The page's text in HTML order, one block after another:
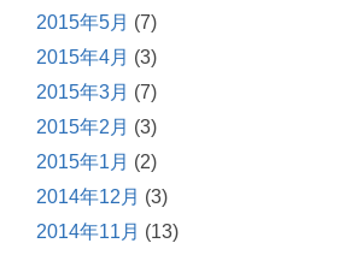
2015年5月 (7)
2015年4月 (3)
2015年3月 (7)
2015年2月 (3)
2015年1月 (2)
2014年12月 (3)
2014年11月 (13)